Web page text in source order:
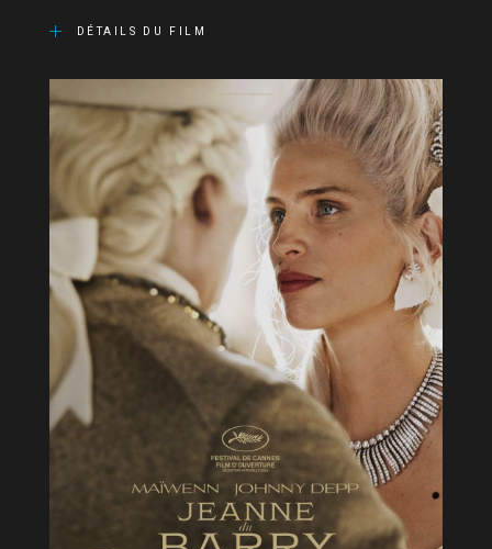
DÉTAILS DU FILM